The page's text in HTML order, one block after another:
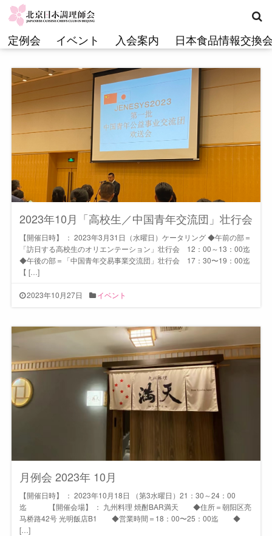
ン
テ
ン
定例会 イベント 入会案内 日本食品情報交換
索
2023年10月「高校生／中国青年交流団」壮行会
【開催日時】 ： 2023年3月31日（水曜日）ケータリング ◆午前の部＝
「訪日する高校生のオリエンテーション」壮行会 12：00～13：00迄
◆午後の部＝「中国青年交易事業交流団」壮行会 17：30〜19：00迄
【 […]
2023年10月27日 イベント
月例会 2023年 10月
【開催日時】 ： 2023年10月18日 （第3水曜日）21：30～24：00
迄 【開催会場】 ： 九州料理 焼酎BAR満天 ◆住所＝朝阳区亮
马桥路42号 光明飯店B1 ◆営業時間＝18：00〜25：00迄 ◆
[…]